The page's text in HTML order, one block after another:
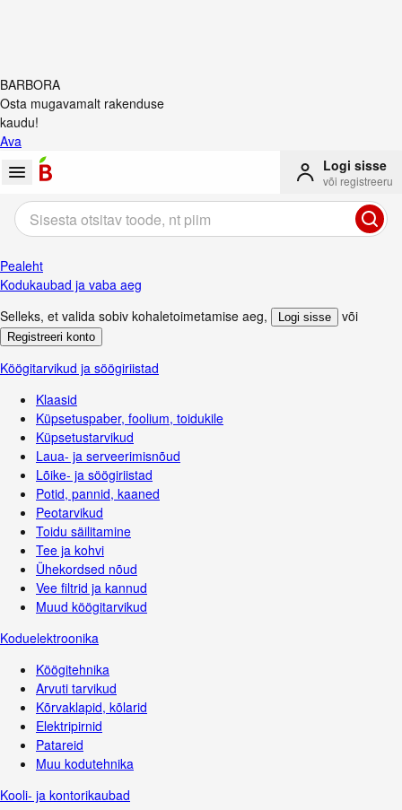
BARBORA
Osta mugavamalt rakenduse
kaudu!
Ava
Logi sisse
või registreeru
Pealeht
Kodukaubad ja vaba aeg
Selleks, et valida sobiv kohaletoimetamise aeg, Logi sisse või
Registreeri konto
Köögitarvikud ja söögiriistad
Klaasid
Küpsetuspaber, foolium, toidukile
Küpsetustarvikud
Laua- ja serveerimisnõud
Lõike- ja söögiriistad
Potid, pannid, kaaned
Peotarvikud
Toidu säilitamine
Tee ja kohvi
Ühekordsed nõud
Vee filtrid ja kannud
Muud köögitarvikud
Koduelektroonika
Köögitehnika
Arvuti tarvikud
Kõrvaklapid, kõlarid
Elektripirnid
Patareid
Muu kodutehnika
Kooli- ja kontorikaubad